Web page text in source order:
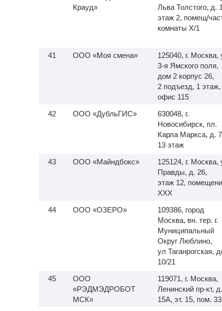
Крауд»
Льва Толстого, д.
этаж 2, помещ/
комнаты X/1
ООО «Моя смена»
125040, г. Москва,
3-я Ямского поля,
дом 2 корпус 26,
2 подъезд, 1 этаж,
офис 115
ООО «ДубльГИС»
630048, г.
Новосибирск, пл.
Карла Маркса, д.
13 этаж
ООО «Майндбокс»
125124, г. Москва,
Правды, д. 26,
этаж 12,
XXX
ООО «ОЗЕРО»
109386, город
Москва, вн. тер. г.
Муниципальный
Округ Люблино,
ул Таганрогская,
10/21
ООО
«РЭДМЭДРОБОТ
МСК»
119071, г. Москва,
Ленинский пр-кт, д.
15А, эт. 15, пом. 33